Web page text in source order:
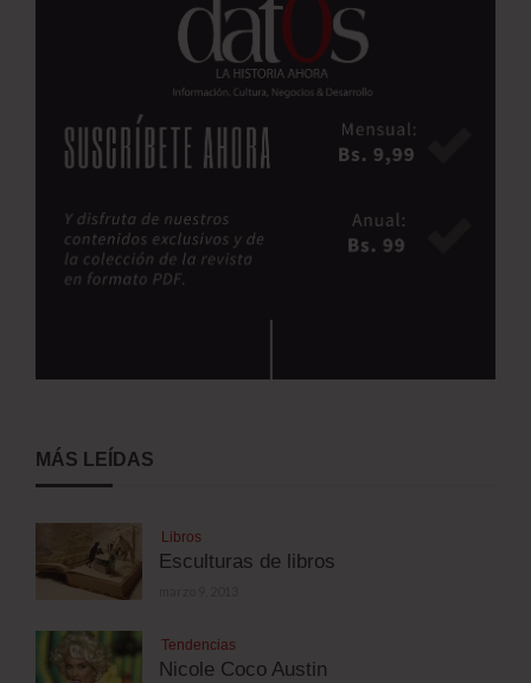
MÁS LEÍDAS
Libros
Esculturas de libros
Tendencias
Nicole Coco Austin